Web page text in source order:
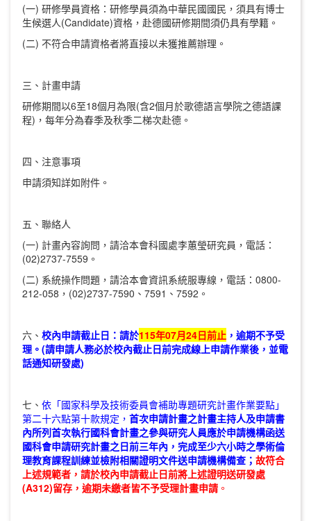
(一) 研修學員資格：研修學員須為中華民國國民，須具有博士
生候選人(Candidate)資格，赴德國研修期間須仍具有學籍。
(二) 不符合申請資格者將直接以未獲推薦辦理。
三、計畫申請
研修期間以6至18個月為限(含2個月於歌德語言學院之德語課
程)，每年分為春季及秋季二梯次赴德。
四、注意事項
申請須知詳如附件。
五、聯絡人
(一) 計畫內容詢問，請洽本會科國處李蕙瑩研究員，電話：
(02)2737-7559。
(二) 系統操作問題，請洽本會資訊系統服專線，電話：0800-
212-058，(02)2737-7590、7591、7592。
六、 校內申請截止日 ：請於115年07月24日前止，逾期不予受
理。(請申請人務必於校內截止日前完成線上申請作業後，並電
話通知研發處)
七、 依「國家科學及技術委員會補助專題研究計畫作業要點」
第二十六點第十款規定， 首次申請計畫之計畫主持人及申請書
內所列首次執行國科會計畫之參與研究人員應於申請機構函送
國科會申請研究計畫之日前三年內，完成至少六小時之學術倫
理教育課程訓練並檢附相關證明文件送申請機構備查； 故符合
上述規範者，請於校內申請截止日前將上述證明送研發處
(A312)留存，逾期未繳者皆不予受理計畫申請。